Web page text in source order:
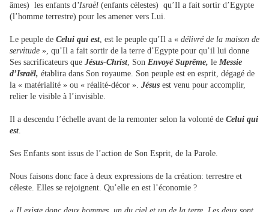
âmes) les enfants d’Israël (enfants célestes) qu’Il a fait sortir d’Egypte
(l’homme terrestre) pour les amener vers Lui.
Le peuple de Celui qui est, est le peuple qu’Il a « délivré de la maison de
servitude », qu’Il a fait sortir de la terre d’Egypte pour qu’il lui donne
Ses sacrificateurs que Jésus-Christ, Son Envoyé Suprême, le Messie
d’Israël, établira dans Son royaume. Son peuple est en esprit, dégagé de
la « matérialité » ou « réalité-décor ». Jésus est venu pour accomplir,
relier le visible à l’invisible.
Il a descendu l’échelle avant de la remonter selon la volonté de Celui qui
est.
Ses Enfants sont issus de l’action de Son Esprit, de la Parole.
Nous faisons donc face à deux expressions de la création: terrestre et
céleste. Elles se rejoignent. Qu’elle en est l’économie ?